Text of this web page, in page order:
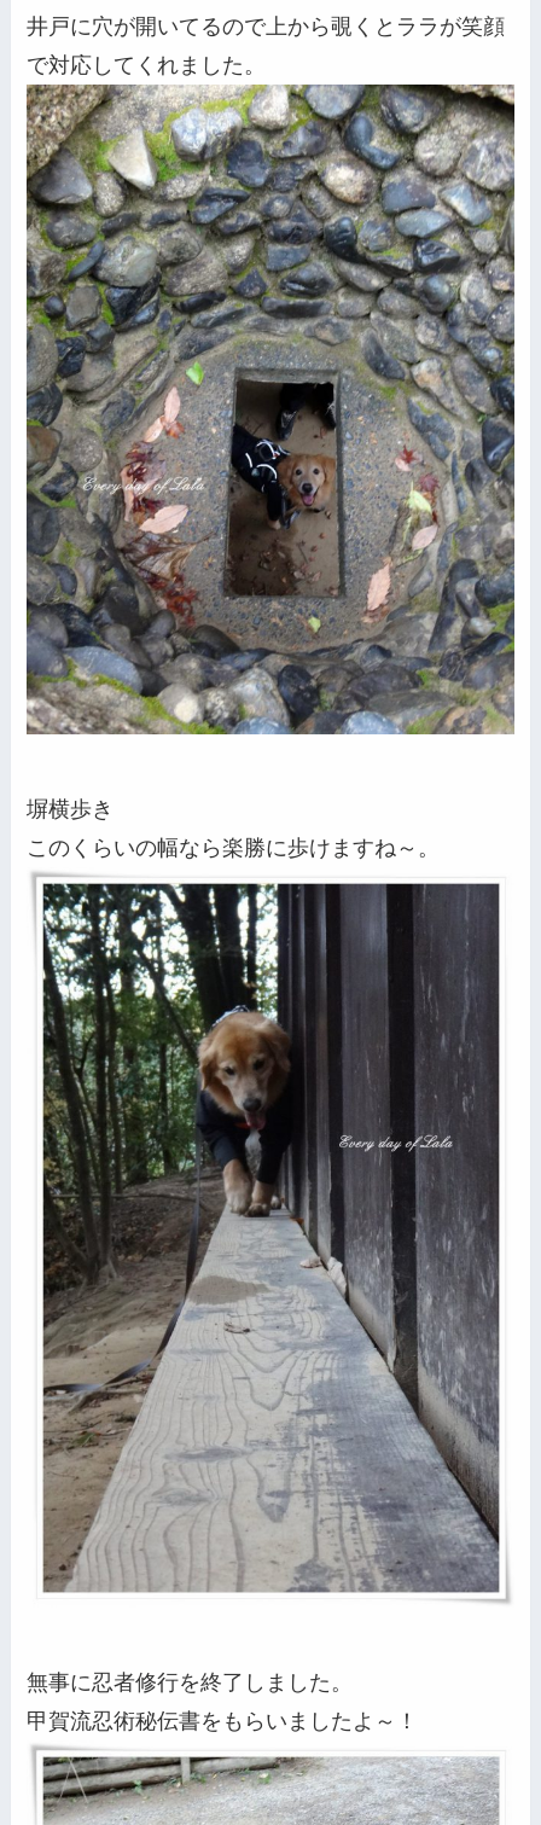
井戸に穴が開いてるので上から覗くとララが笑顔
で対応してくれました。
塀横歩き
このくらいの幅なら楽勝に歩けますね～。
無事に忍者修行を終了しました。
甲賀流忍術秘伝書をもらいましたよ～！